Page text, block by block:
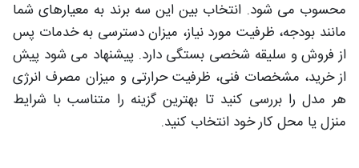
محسوب می شود. انتخاب بین این سه برند به معیارهای شما
مانند بودجه، ظرفیت مورد نیاز، میزان دسترسی به خدمات پس
از فروش و سلیقه شخصی بستگی دارد. پیشنهاد می شود پیش
از خرید، مشخصات فنی، ظرفیت حرارتی و میزان مصرف انرژی
هر مدل را بررسی کنید تا بهترین گزینه را متناسب با شرایط
منزل یا محل کار خود انتخاب کنید.